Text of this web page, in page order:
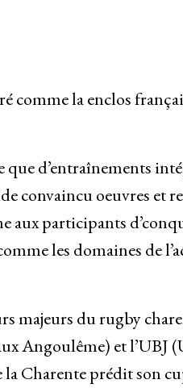
la enclos
d’entraînements
convaincu oeuvres et
aux participants
les domaines de
majeurs du rugby
Angoulême) et l’UBJ
la Charente prédit son